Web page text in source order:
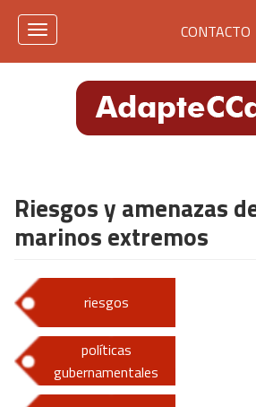
Pasar
Menú
de
CONTACTO
Toggle
Riesgos y amenazas
marinos extremos
riesgos
políticas
gubernamentales